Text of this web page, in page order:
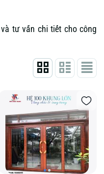
tư vấn chi tiết cho công